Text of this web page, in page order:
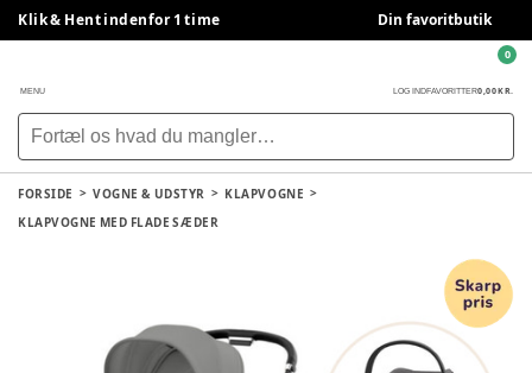
Klik & Hent indenfor 1 time Din favoritbutik
MENU LOG INDFAVORITTER0,00 KR.
0
FORSIDE VOGNE & UDSTYR
KLAPVOGNE
KLAPVOGNE MED FLADE SÆDER